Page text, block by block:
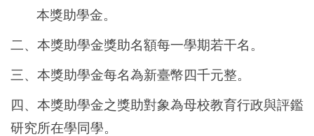
本獎助學金。
二、本獎助學金獎助名額每一學期若干名。
三、本獎助學金每名為新臺幣四千元整。
四、本獎助學金之獎助對象為母校教育行政與評鑑
研究所在學同學。